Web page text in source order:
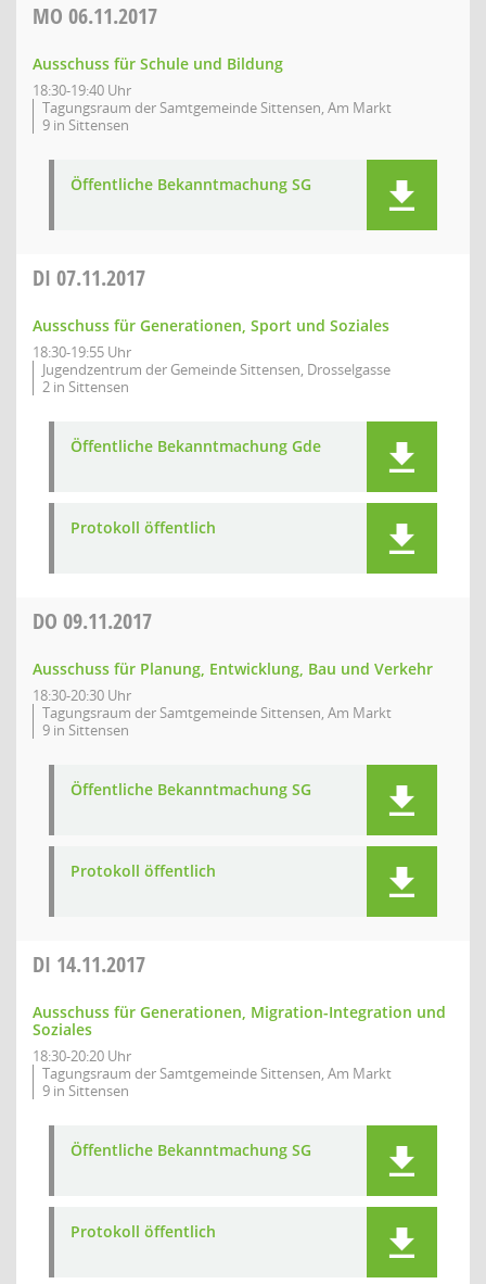
MO 06.11.2017
Ausschuss für Schule und Bildung
18:30-19:40 Uhr
Tagungsraum der Samtgemeinde Sittensen, Am Markt
9 in Sittensen
Öffentliche Bekanntmachung SG
DI 07.11.2017
Ausschuss für Generationen, Sport und Soziales
18:30-19:55 Uhr
Jugendzentrum der Gemeinde Sittensen, Drosselgasse
2 in Sittensen
Öffentliche Bekanntmachung Gde
Protokoll öffentlich
DO 09.11.2017
Ausschuss für Planung, Entwicklung, Bau und Verkehr
18:30-20:30 Uhr
Tagungsraum der Samtgemeinde Sittensen, Am Markt
9 in Sittensen
Öffentliche Bekanntmachung SG
Protokoll öffentlich
DI 14.11.2017
Ausschuss für Generationen, Migration-Integration und
Soziales
18:30-20:20 Uhr
Tagungsraum der Samtgemeinde Sittensen, Am Markt
9 in Sittensen
Öffentliche Bekanntmachung SG
Protokoll öffentlich